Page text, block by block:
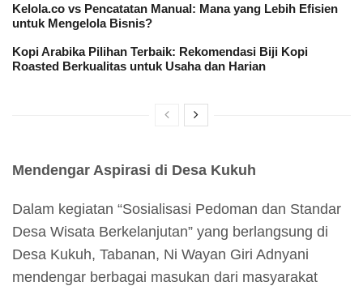
Kelola.co vs Pencatatan Manual: Mana yang Lebih Efisien
untuk Mengelola Bisnis?
Kopi Arabika Pilihan Terbaik: Rekomendasi Biji Kopi
Roasted Berkualitas untuk Usaha dan Harian
Mendengar Aspirasi di Desa Kukuh
Dalam kegiatan “Sosialisasi Pedoman dan Standar
Desa Wisata Berkelanjutan” yang berlangsung di
Desa Kukuh, Tabanan, Ni Wayan Giri Adnyani
mendengar berbagai masukan dari masyarakat